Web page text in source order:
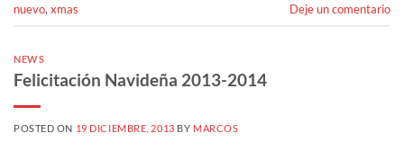
nuevo,xmas Deje un comentario
NEWS
Felicitación Navideña 2013-2014
POSTED ON 19 DICIEMBRE, 2013 BY MARCOS